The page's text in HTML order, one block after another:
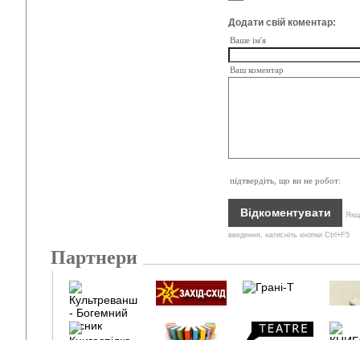
Додати свій коментар:
Ваше ім'я
Ваш коментар
підтвердіть, що ви не робот:
введення, натисніть кнопки Ctrl+F5
Партнери